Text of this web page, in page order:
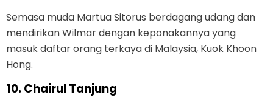
Semasa muda Martua Sitorus berdagang udang dan
mendirikan Wilmar dengan keponakannya yang
masuk daftar orang terkaya di Malaysia, Kuok Khoon
Hong.
10.Chairul Tanjung